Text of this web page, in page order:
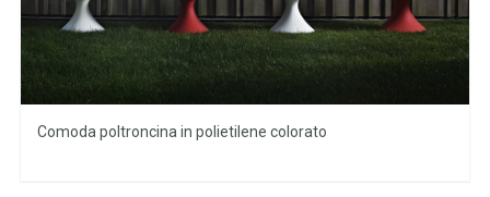
Comoda poltroncina in polietilene colorato